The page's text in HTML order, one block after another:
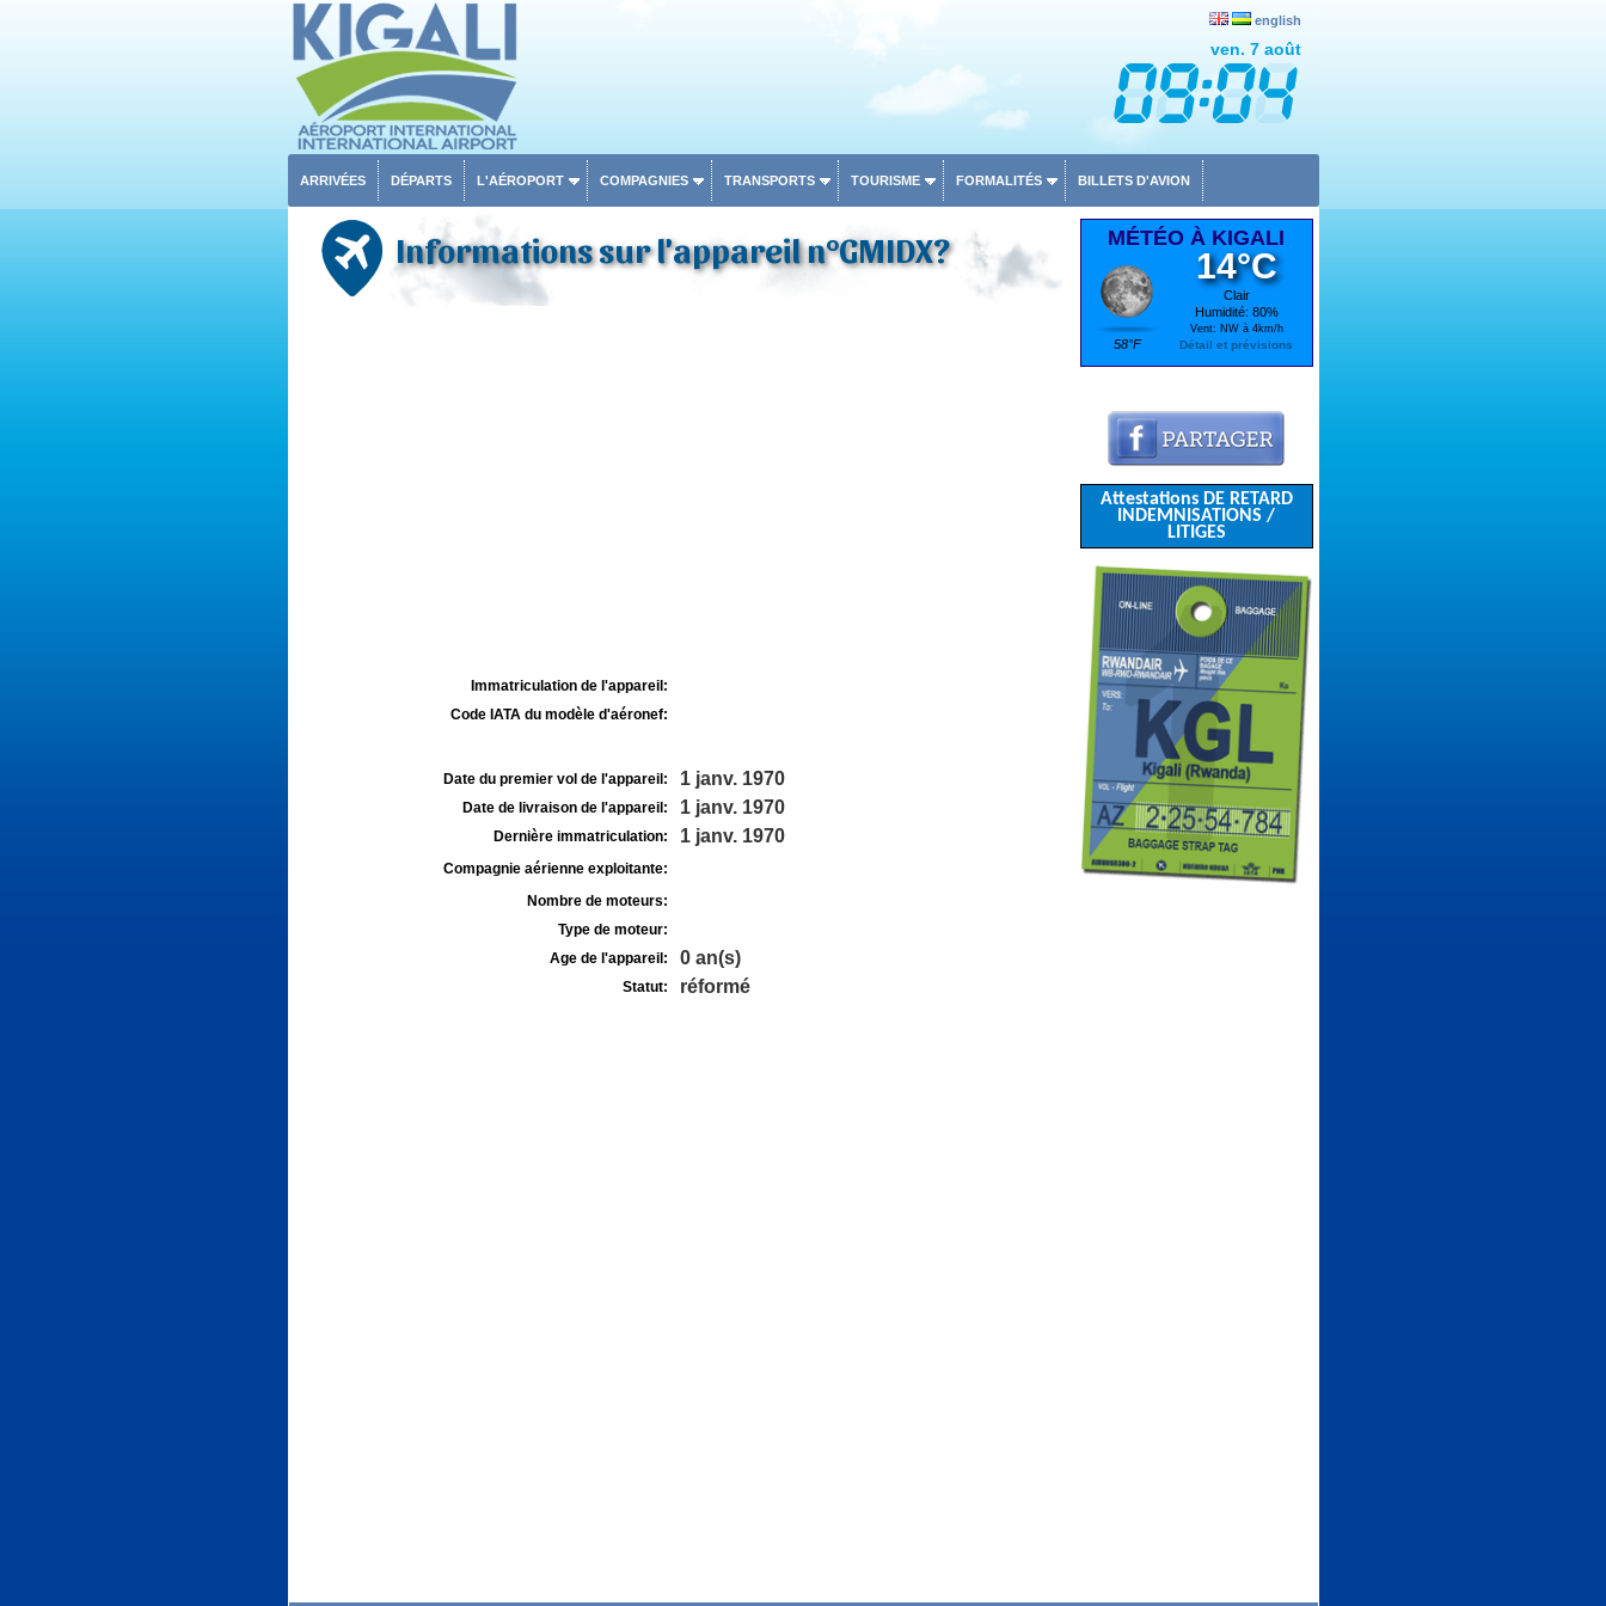
english
ven. 7 août
ARRIVÉES DÉPARTS L'AÉROPORT COMPAGNIES TRANSPORTS TOURISME FORMALITÉS BILLETS D'AVION
Informations sur l'appareil n°GMIDX?
Immatriculation de l'appareil:
Code IATA du modèle d'aéronef:
Date du premier vol de l'appareil: 1 janv. 1970
Date de livraison de l'appareil: 1 janv. 1970
Dernière immatriculation: 1 janv. 1970
Compagnie aérienne exploitante:
Nombre de moteurs:
Type de moteur:
Age de l'appareil:
0 an(s)
Statut: réformé
MÉTÉO À KIGALI
58°F
14°C
Clair
Humidité: 80%
Vent: NW à 4km/h
Détail et prévisions
Attestations DE RETARD
INDEMNISATIONS /
LITIGES